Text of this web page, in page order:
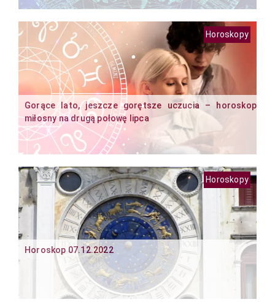
Gorące lato, jeszcze gorętsze uczucia – horoskop
miłosny na drugą połowę lipca
Horoskopy
Horoskop 07.12.2022
Horoskopy